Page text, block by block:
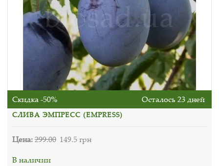
Скидка -50% Осталось 23 дней
СЛИВА ЭМПРЕСС (EMPRESS)
Цена:299.00 149.5 грн
В наличии